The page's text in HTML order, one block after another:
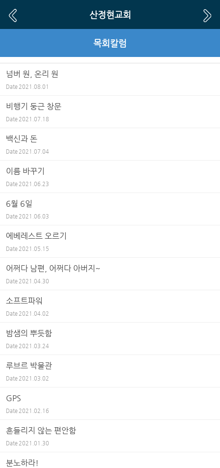
산정현교회
목회칼럼
넘버 원, 온리 원
Date 2021.08.01
비행기 둥근 창문
Date 2021.07.18
백신과 돈
Date 2021.07.04
이름 바꾸기
Date 2021.06.23
6월 6일
Date 2021.06.03
에베레스트 오르기
Date 2021.05.15
어쩌다 남편, 어쩌다 아버지~
Date 2021.04.30
소프트파워
Date 2021.04.02
밤샘의 뿌듯함
Date 2021.03.24
루브르 박물관
Date 2021.03.02
GPS
Date 2021.02.16
흔들리지 않는 편안함
Date 2021.01.30
분노하라!